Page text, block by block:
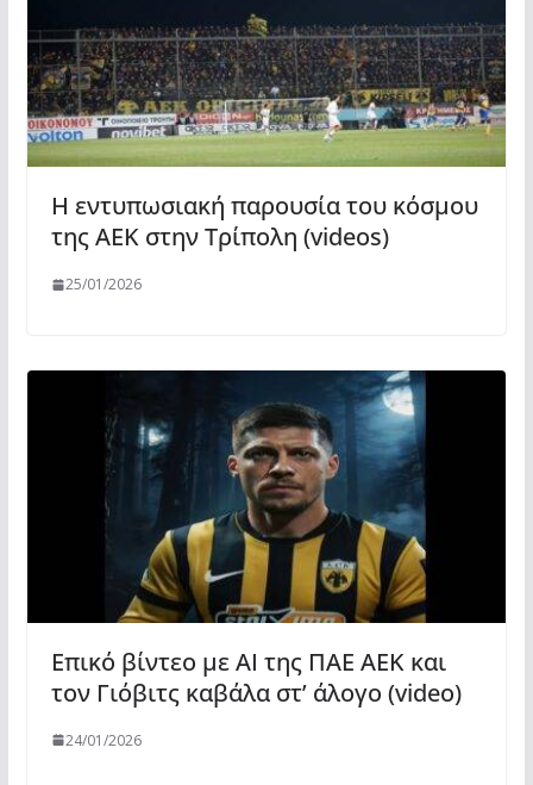
Η εντυπωσιακή παρουσία του κόσμου
της ΑΕΚ στην Τρίπολη (videos)
25/01/2026
Επικό βίντεο με ΑΙ της ΠΑΕ ΑΕΚ και
τον Γιόβιτς καβάλα στ’ άλογο (video)
24/01/2026